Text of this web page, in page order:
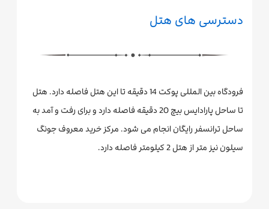
دسترسی های هتل
فرودگاه بین المللی پوکت 14 دقیقه تا این هتل فاصله دارد. هتل
تا ساحل پارادایس بیچ 20 دقیقه فاصله دارد و برای رفت و آمد به
ساحل ترانسفر رایگان انجام می شود. مرکز خرید معروف جونگ
سیلون نیز متر از هتل 2 کیلومتر فاصله دارد.